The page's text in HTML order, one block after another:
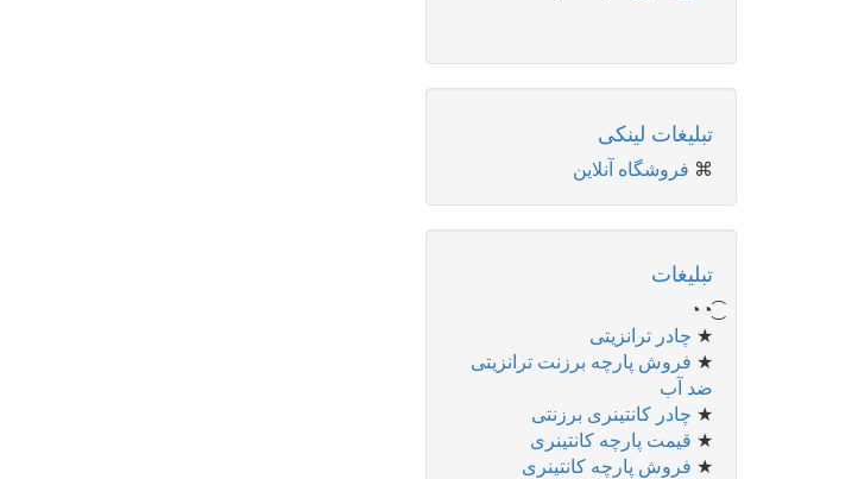
تبلیغات لینکی
⌘ فروشگاه آنلاین
تبلیغات
◔͜͡◔
★ چادر ترانزیتی
★ فروش پارچه برزنت ترانزیتی
ضد آب
★ چادر کانتینری برزنتی
★ قیمت پارچه کانتینری
★ فروش پارچه کانتینری